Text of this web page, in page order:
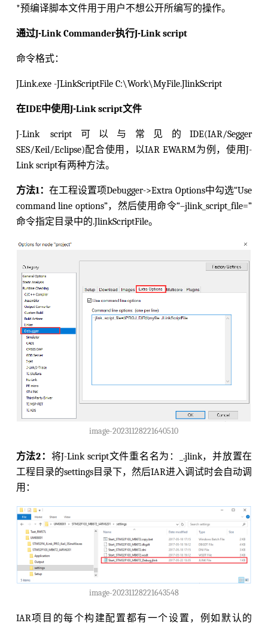
*预编译脚本文件用于用户不想公开所编写的操作。
通过J-Link Commander执行J-Link script
命令格式：
JLink.exe -JLinkScriptFile C:\Work\MyFile.JlinkScript
在IDE中使用J-Link script文件
J-Link script可以与常见的IDE(IAR/Segger
SES/Keil/Eclipse)配合使用，以IAR EWARM为例，使用J-
Link script有两种方法。
方法1： 在工程设置项Debugger->Extra Options中勾选“Use
command line options”，然后使用命令“–jlink_script_file=”
命令指定目录中的.JlinkScriptFile。
image-20231128221640510
方法2： 将J-Link script文件重名名为：_.jlink，并放置在
工程目录的settings目录下，然后IAR进入调试时会自动调
用：
image-20231128221643548
IAR项目的每个构建配置都有一个设置，例如默认的